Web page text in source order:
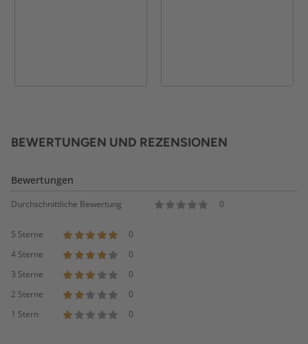
BEWERTUNGEN UND REZENSIONEN
Bewertungen
Durchschnittliche Bewertung 0
5 Sterne
0
4 Sterne
0
3 Sterne
0
2 Sterne
0
1 Stern
0